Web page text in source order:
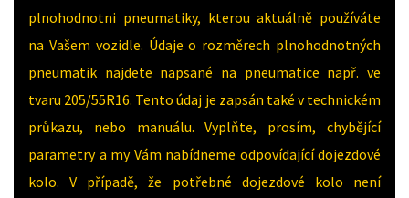
plnohodnotni pneumatiky, kterou aktuálně používáte
na Vašem vozidle. Údaje o rozměrech plnohodnotných
pneumatik najdete napsané na pneumatice např. ve
tvaru 205/55R16. Tento údaj je zapsán také v technickém
průkazu, nebo manuálu. Vyplňte, prosím, chybějící
parametry a my Vám nabídneme odpovídající dojezdové
kolo. V případě, že potřebné dojezdové kolo není